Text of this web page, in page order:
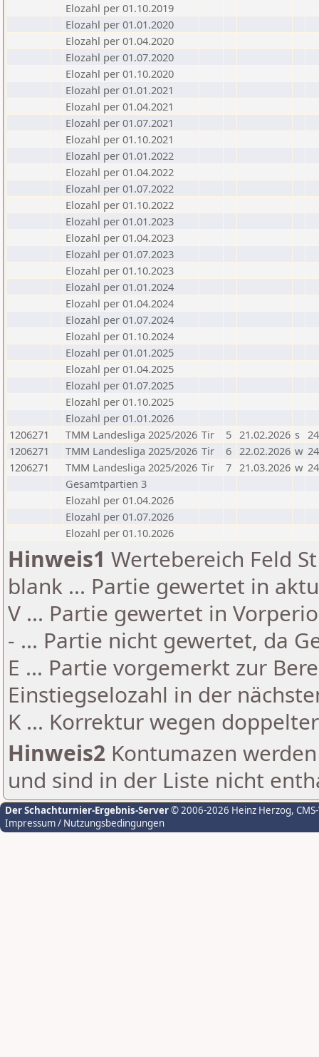
Elozahl per 01.10.2019
Elozahl per 01.01.2020
Elozahl per 01.04.2020
Elozahl per 01.07.2020
Elozahl per 01.10.2020
Elozahl per 01.01.2021
Elozahl per 01.04.2021
Elozahl per 01.07.2021
Elozahl per 01.10.2021
Elozahl per 01.01.2022
Elozahl per 01.04.2022
Elozahl per 01.07.2022
Elozahl per 01.10.2022
Elozahl per 01.01.2023
Elozahl per 01.04.2023
Elozahl per 01.07.2023
Elozahl per 01.10.2023
Elozahl per 01.01.2024
Elozahl per 01.04.2024
Elozahl per 01.07.2024
Elozahl per 01.10.2024
Elozahl per 01.01.2025
Elozahl per 01.04.2025
Elozahl per 01.07.2025
Elozahl per 01.10.2025
Elozahl per 01.01.2026
1206271
TMM Landesliga 2025/2026 Tir 5 21.02.2026 s
1206271
TMM Landesliga 2025/2026 Tir 6 22.02.2026 w
1206271
TMM Landesliga 2025/2026 Tir 7 21.03.2026 w
Gesamtpartien 3
Elozahl per 01.04.2026
Elozahl per 01.07.2026
Elozahl per 01.10.2026
Hinweis1 Wertebereich Feld
blank ... Partie gewertet in
V ... Partie gewertet in
- ... Partie nicht gewertet, da
E ... Partie vorgemerkt zur
Einstiegselozahl in der
K ... Korrektur wegen
Hinweis2 Kontumazen
und sind in der Liste nicht
Der Schachturnier-Ergebnis-Server© 2006-2026 Heinz Herzog,
Impressum / Nutzungsbedingungen